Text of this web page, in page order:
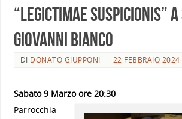
“Legictimae Suspicionis” a
GIOVANNI BIANCO
DI DONATO GIUPPONI 22 FEBBRAIO 2024
Sabato 9 Marzo ore 20:30
Parrocchia